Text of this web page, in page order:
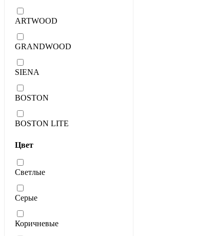
ARTWOOD
GRANDWOOD
SIENA
BOSTON
BOSTON LITE
Цвет
Светлые
Серые
Коричневые